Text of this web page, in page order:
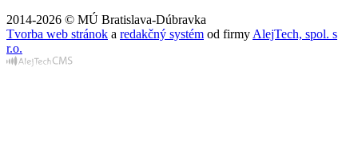
2014-2026 © MÚ Bratislava-Dúbravka
Tvorba web stránok a redakčný systém od firmy AlejTech, spol. s
r.o.